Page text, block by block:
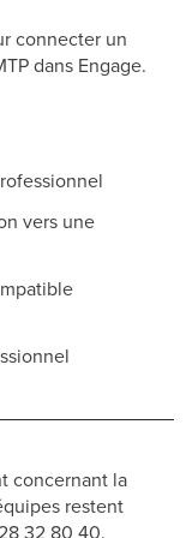
connecter un
dans Engage.
vers une
concernant la
restent
32 80 40.